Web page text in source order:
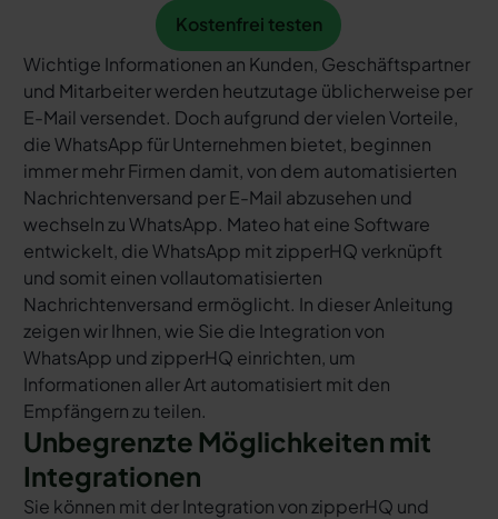
Kostenfrei testen
Kostenfrei testen
Wichtige Informationen an Kunden, Geschäftspartner
und Mitarbeiter werden heutzutage üblicherweise per
E-Mail versendet. Doch aufgrund der vielen Vorteile,
die WhatsApp für Unternehmen bietet, beginnen
immer mehr Firmen damit, von dem automatisierten
Nachrichtenversand per E-Mail abzusehen und
wechseln zu WhatsApp. Mateo hat eine Software
entwickelt, die WhatsApp mit zipperHQ verknüpft
und somit einen vollautomatisierten
Nachrichtenversand ermöglicht. In dieser Anleitung
zeigen wir Ihnen, wie Sie die Integration von
WhatsApp und zipperHQ einrichten, um
Informationen aller Art automatisiert mit den
Empfängern zu teilen.
Unbegrenzte Möglichkeiten mit
Integrationen
Sie können mit der Integration von zipperHQ und